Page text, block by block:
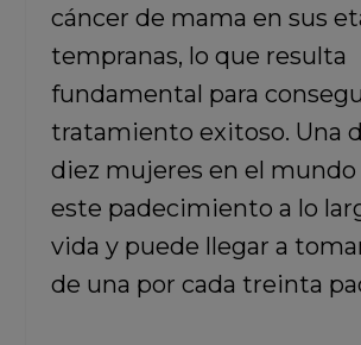
cáncer de mama en sus
tempranas, lo que resulta
fundamental para
tratamiento exitoso. Una
diez mujeres en el mundo
este padecimiento a lo
vida y puede llegar a
de una por cada treinta